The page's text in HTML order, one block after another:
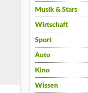
Musik & Stars
Wirtschaft
Sport
Auto
Kino
Wissen